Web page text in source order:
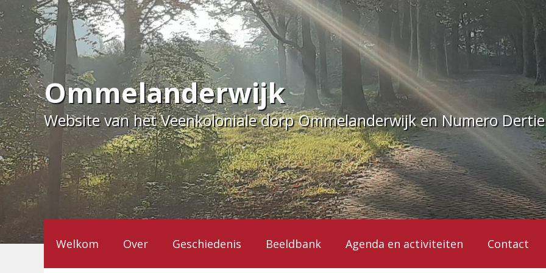
naar
de
inhoud
Ommelanderwijk
Website van het Veenkoloniale dorp Ommelanderwijk en Numero
Welkom Over Geschiedenis Beeldbank Agenda en activiteiten Contact